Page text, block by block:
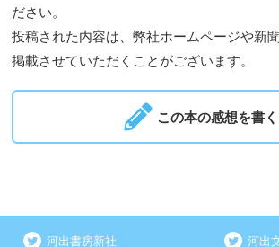
ださい。
投稿された内容は、弊社ホームページや新
掲載させていただくことがございます。
この本の感想を書く
河出書房新社 河出